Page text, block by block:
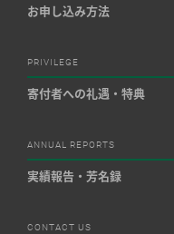
お申し込み方法
PRIVILEGE
寄付者への礼遇・特典
ANNUAL REPORTS
実績報告・芳名録
CONTACT US